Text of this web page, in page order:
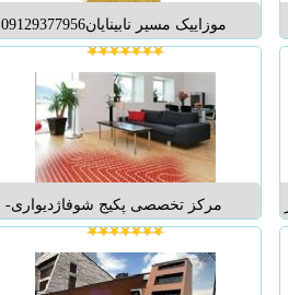
موزاییک مسیر نابینایان09129377956
ابعاد قطعه 030*300 میلیمتر
اصلی 3 میلیمتر ضخامت آج (راهنمای
مسیر) 6 میلیمتر Ebs جنس قطعه
چسب موزاییک مسیر نابینایان قطع...
مرکز تخصصی پکیج شوفاژدیواری-
سیستمهای نوین لوله کشی با لوله
پنج لایه ...